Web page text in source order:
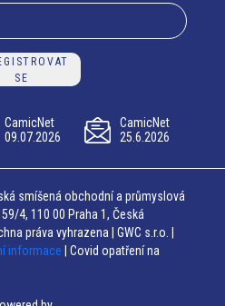
SE
CamicNet
09.07.2026
CamicNet
25.6.2026
smíšená obchodní a průmyslová
4, 110 00 Praha 1, Česká
práva vyhrazena | GWC s.r.o. |
informace | Covid opatření na